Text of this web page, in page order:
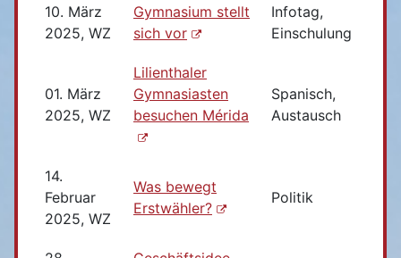
10. März
2025, WZ
Gymnasium stellt
sich vor
Infotag,
Einschulung
01. März
2025, WZ
Lilienthaler
Gymnasiasten
besuchen Mérida
Spanisch,
Austausch
14.
Februar
2025, WZ
Was bewegt
Erstwähler?
Politik